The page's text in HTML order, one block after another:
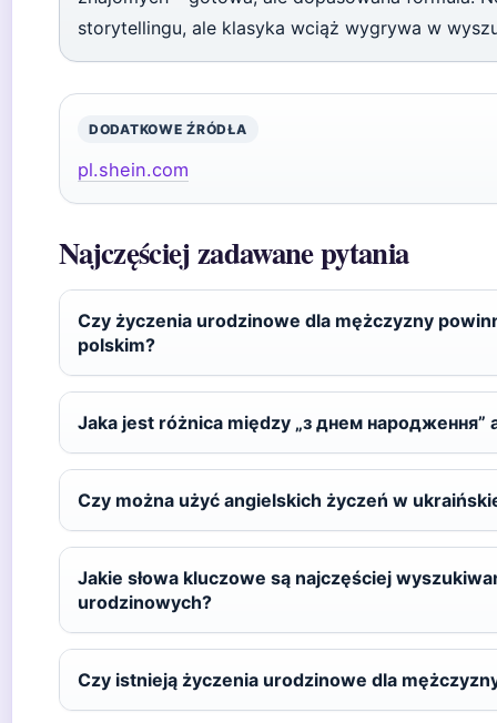
storytellingu, ale klasyka wciąż wygrywa w
DODATKOWE ŹRÓDŁA
pl.shein.com
Najczęściej zadawane pytania
Czy życzenia urodzinowe dla mężczyzny
polskim?
Jaka jest różnica między „з днем народження”
Czy można użyć angielskich życzeń w
Jakie słowa kluczowe są najczęściej
urodzinowych?
Czy istnieją życzenia urodzinowe dla